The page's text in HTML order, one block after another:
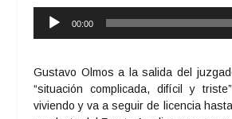
Reproductor
00:00
Gustavo Olmos a la salida del
“situación complicada, difícil y
viviendo y va a seguir de licencia